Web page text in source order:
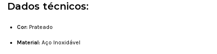
Dados técnicos:
Cor: Prateado
Material: Aço Inoxidável